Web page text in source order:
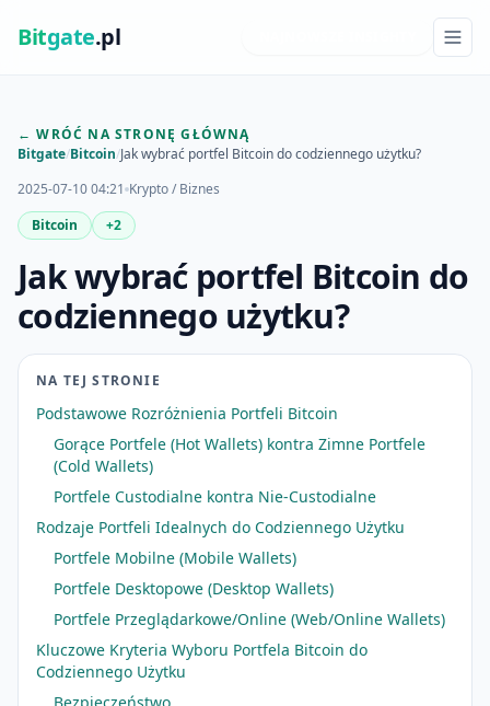
Bitgate.pl
← WRÓĆ NA STRONĘ GŁÓWNĄ
Bitgate/Bitcoin/Jak wybrać portfel Bitcoin do codziennego użytku?
2025-07-10 04:21 Krypto / Biznes
Bitcoin
+2
Jak wybrać portfel Bitcoin do
codziennego użytku?
NA TEJ STRONIE
Podstawowe Rozróżnienia Portfeli Bitcoin
Gorące Portfele (Hot Wallets) kontra Zimne Portfele
(Cold Wallets)
Portfele Custodialne kontra Nie-Custodialne
Rodzaje Portfeli Idealnych do Codziennego Użytku
Portfele Mobilne (Mobile Wallets)
Portfele Desktopowe (Desktop Wallets)
Portfele Przeglądarkowe/Online (Web/Online Wallets)
Kluczowe Kryteria Wyboru Portfela Bitcoin do
Codziennego Użytku